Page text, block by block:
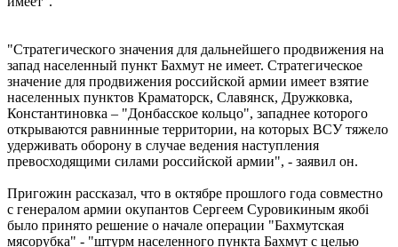
"Стратегического значения для дальнейшего продвижения на
запад населенный пункт Бахмут не имеет. Стратегическое
значение для продвижения российской армии имеет взятие
населенных пунктов Краматорск, Славянск, Дружковка,
Константиновка – "Донбасское кольцо", западнее которого
открываются равнинные территории, на которых ВСУ тяжело
удерживать оборону в случае ведения наступления
превосходящими силами российской армии", - заявил он.
Пригожин рассказал, что в октябре прошлого года совместно
с генералом армии окупантов Сергеем Суровикиным якобі
было принято решение о начале операции "Бахмутская
мясорубка" - "штурм населенного пункта Бахмут с целью